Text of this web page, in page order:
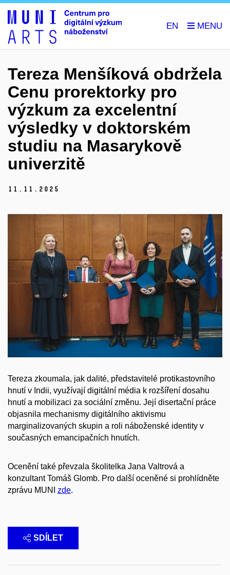
EN
Tereza Menšíková obdržela
Cenu prorektorky pro
výzkum za excelentní
výsledky v doktorském
studiu na Masarykově
univerzitě
11. 11. 2025
Tereza zkoumala, jak dalité, představitelé protikastovního
hnutí v Indii, využívají digitální média k rozšíření dosahu
hnutí a mobilizaci za sociální změnu. Její disertační práce
objasnila mechanismy digitálního aktivismu
marginalizovaných skupin a roli náboženské identity v
současných emancipačních hnutích.
Ocenění také převzala školitelka Jana Valtrová a
konzultant Tomáš Glomb. Pro další oceněné si prohlídněte
zprávu MUNI zde.
SDÍLET